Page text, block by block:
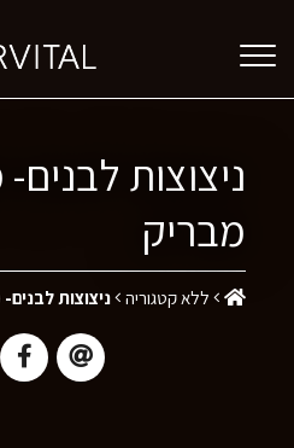
ניצוצות
מבריק
ללא קטגוריה ניצוצות